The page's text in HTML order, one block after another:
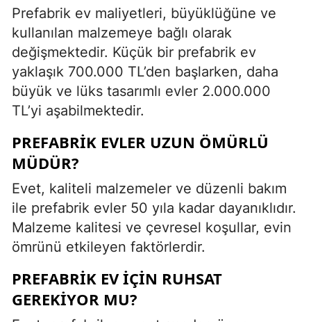
Prefabrik ev maliyetleri, büyüklüğüne ve
kullanılan malzemeye bağlı olarak
değişmektedir. Küçük bir prefabrik ev
yaklaşık 700.000 TL’den başlarken, daha
büyük ve lüks tasarımlı evler 2.000.000
TL’yi aşabilmektedir.
PREFABRIK EVLER UZUN ÖMÜRLÜ
MÜDÜR?
Evet, kaliteli malzemeler ve düzenli bakım
ile prefabrik evler 50 yıla kadar dayanıklıdır.
Malzeme kalitesi ve çevresel koşullar, evin
ömrünü etkileyen faktörlerdir.
PREFABRIK EV IÇIN RUHSAT
GEREKIYOR MU?